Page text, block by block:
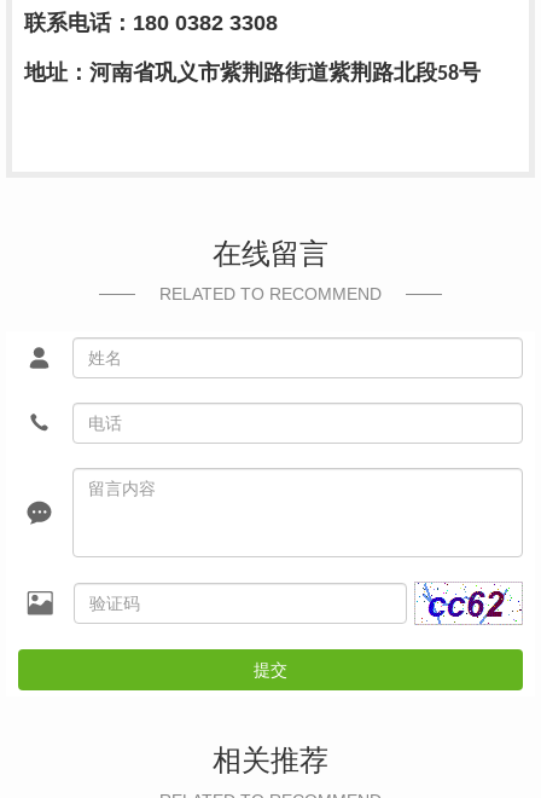
联系电话： 180 0382 3308
地址：河南省巩义市紫荆路街道紫荆路北段58号
在线留言
RELATED TO RECOMMEND
提交
相关推荐